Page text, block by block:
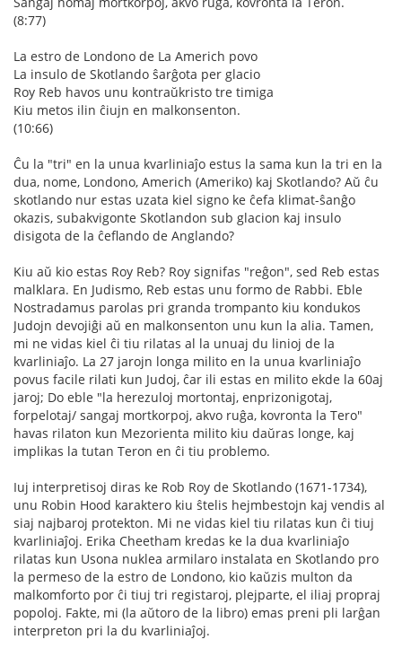
(8:77)
La estro de Londono de La Americh povo
La insulo de Skotlando ŝarĝota per glacio
Roy Reb havos unu kontraŭkristo tre timiga
Kiu metos ilin ĉiujn en malkonsenton.
(10:66)
Ĉu la "tri" en la unua kvarliniaĵo estus la sama kun la tri en la
dua, nome, Londono, Americh (Ameriko) kaj Skotlando? Aŭ ĉu
skotlando nur estas uzata kiel signo ke ĉefa klimat-ŝanĝo
okazis, subakvigonte Skotlandon sub glacion kaj insulo
disigota de la ĉeflando de Anglando?
Kiu aŭ kio estas Roy Reb? Roy signifas "reĝon", sed Reb estas
malklara. En Judismo, Reb estas unu formo de Rabbi. Eble
Nostradamus parolas pri granda trompanto kiu kondukos
Judojn devojiĝi aŭ en malkonsenton unu kun la alia. Tamen,
mi ne vidas kiel ĉi tiu rilatas al la unuaj du linioj de la
kvarliniaĵo. La 27 jarojn longa milito en la unua kvarliniaĵo
povus facile rilati kun Judoj, ĉar ili estas en milito ekde la 60aj
jaroj; Do eble "la herezuloj mortontaj, enprizonigotaj,
forpelotaj/ sangaj mortkorpoj, akvo ruĝa, kovronta la Tero"
havas rilaton kun Mezorienta milito kiu daŭras longe, kaj
implikas la tutan Teron en ĉi tiu problemo.
Iuj interpretisoj diras ke Rob Roy de Skotlando (1671-1734),
unu Robin Hood karaktero kiu ŝtelis hejmbestojn kaj vendis al
siaj najbaroj protekton. Mi ne vidas kiel tiu rilatas kun ĉi tiuj
kvarliniaĵoj. Erika Cheetham kredas ke la dua kvarliniaĵo
rilatas kun Usona nuklea armilaro instalata en Skotlando pro
la permeso de la estro de Londono, kio kaŭzis multon da
malkomforto por ĉi tiuj tri registaroj, plejparte, el iliaj propraj
popoloj. Fakte, mi (la aŭtoro de la libro) emas preni pli larĝan
interpreton pri la du kvarliniaĵoj.